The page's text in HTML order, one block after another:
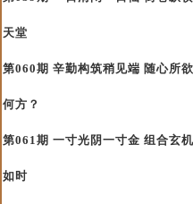
天堂
第060期 辛勤构筑稍见端 随心所
何方？
第061期 一寸光阴一寸金 组合玄
如时